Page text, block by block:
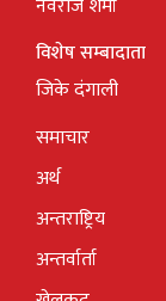
नवराज शर्मा
विशेष सम्बादाता
जिके दंगाली
समाचार
अर्थ
अन्तराष्ट्रिय
अन्तर्वार्ता